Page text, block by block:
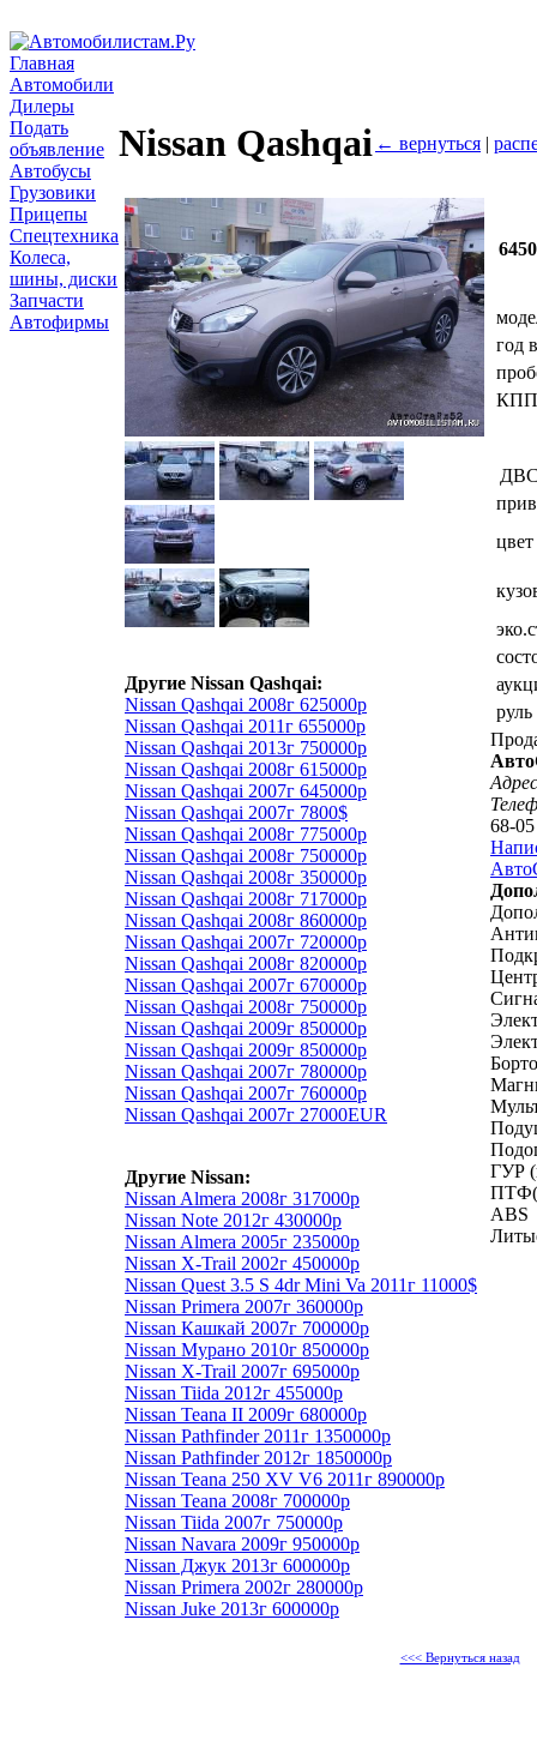
Главная
Автомобили
Дилеры
Подать
объявление
Автобусы
Грузовики
Прицепы
Спецтехника
Колеса,
шины, диски
Запчасти
Автофирмы
Nissan Qashqai ← вернуться |
Другие Nissan Qashqai:
Nissan Qashqai 2008г 625000р
Nissan Qashqai 2011г 655000р
Nissan Qashqai 2013г 750000р
Nissan Qashqai 2008г 615000р
Nissan Qashqai 2007г 645000р
Nissan Qashqai 2007г 7800$
Nissan Qashqai 2008г 775000р
Nissan Qashqai 2008г 750000р
Nissan Qashqai 2008г 350000р
Nissan Qashqai 2008г 717000р
Nissan Qashqai 2008г 860000р
Nissan Qashqai 2007г 720000р
Nissan Qashqai 2008г 820000р
Nissan Qashqai 2007г 670000р
Nissan Qashqai 2008г 750000р
Nissan Qashqai 2009г 850000р
Nissan Qashqai 2009г 850000р
Nissan Qashqai 2007г 780000р
Nissan Qashqai 2007г 760000р
Nissan Qashqai 2007г 27000EUR
Другие Nissan:
Nissan Almera 2008г 317000р
Nissan Note 2012г 430000р
Nissan Almera 2005г 235000р
Nissan X-Trail 2002г 450000р
Nissan Quest 3.5 S 4dr Mini Va 2011г 11000$
Nissan Primera 2007г 360000р
Nissan Кашкай 2007г 700000р
Nissan Мурано 2010г 850000р
Nissan X-Trail 2007г 695000р
Nissan Tiida 2012г 455000р
Nissan Teana II 2009г 680000р
Nissan Pathfinder 2011г 1350000р
Nissan Pathfinder 2012г 1850000р
Nissan Teana 250 XV V6 2011г 890000р
Nissan Teana 2008г 700000р
Nissan Tiida 2007г 750000р
Nissan Navara 2009г 950000р
Nissan Джук 2013г 600000р
Nissan Primera 2002г 280000р
Nissan Juke 2013г 600000р
год
КПП
цвет
руль
68-05
ГУР
АВS
<<< Вернуться назад